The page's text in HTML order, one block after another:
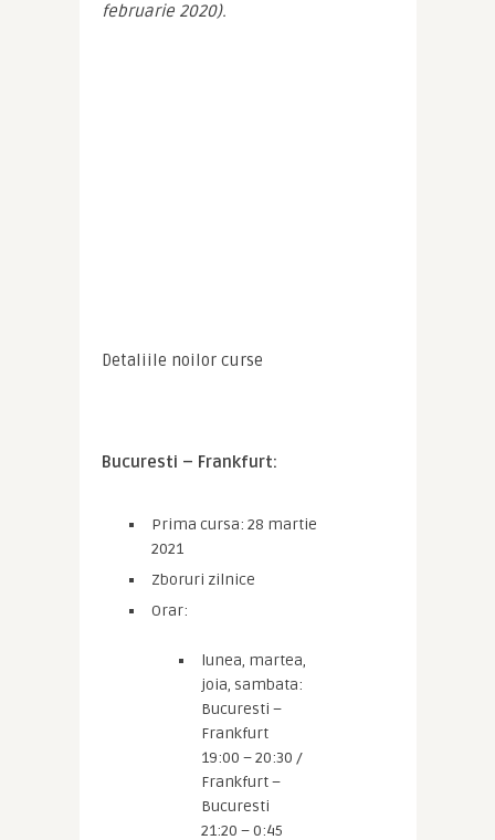
februarie 2020).
Detaliile noilor curse
Bucuresti – Frankfurt:
Prima cursa: 28 martie
2021
Zboruri zilnice
Orar:
lunea, martea,
joia, sambata:
Bucuresti –
Frankfurt
19:00 – 20:30 /
Frankfurt –
Bucuresti
21:20 – 0:45